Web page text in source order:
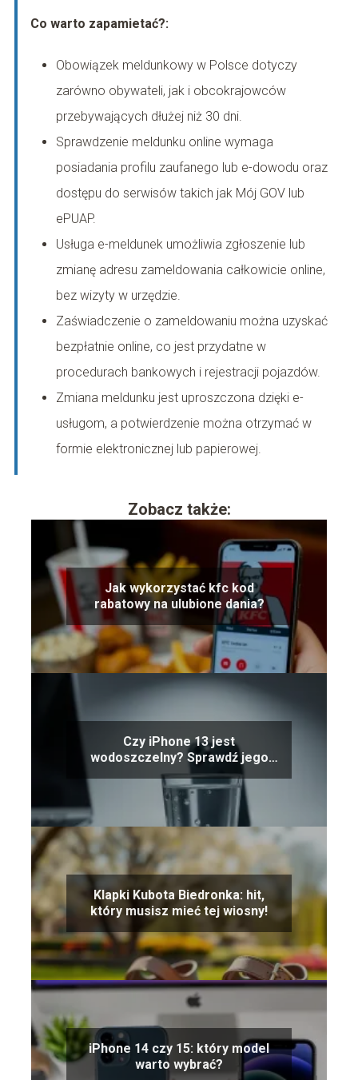
Co warto zapamietać?:
Obowiązek meldunkowy w Polsce dotyczy
zarówno obywateli, jak i obcokrajowców
przebywających dłużej niż 30 dni.
Sprawdzenie meldunku online wymaga
posiadania profilu zaufanego lub e-dowodu oraz
dostępu do serwisów takich jak Mój GOV lub
ePUAP.
Usługa e-meldunek umożliwia zgłoszenie lub
zmianę adresu zameldowania całkowicie online,
bez wizyty w urzędzie.
Zaświadczenie o zameldowaniu można uzyskać
bezpłatnie online, co jest przydatne w
procedurach bankowych i rejestracji pojazdów.
Zmiana meldunku jest uproszczona dzięki e-
usługom, a potwierdzenie można otrzymać w
formie elektronicznej lub papierowej.
Zobacz także:
Jak wykorzystać kfc kod
rabatowy na ulubione dania?
Czy iPhone 13 jest
wodoszczelny? Sprawdź jego
odporność na wodę!
Klapki Kubota Biedronka: hit,
który musisz mieć tej wiosny!
iPhone 14 czy 15: który model
warto wybrać?